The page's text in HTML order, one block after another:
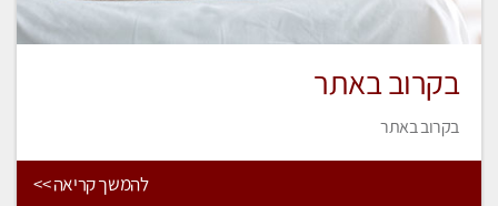
בקרוב באתר
בקרוב באתר
להמשך קריאה >>